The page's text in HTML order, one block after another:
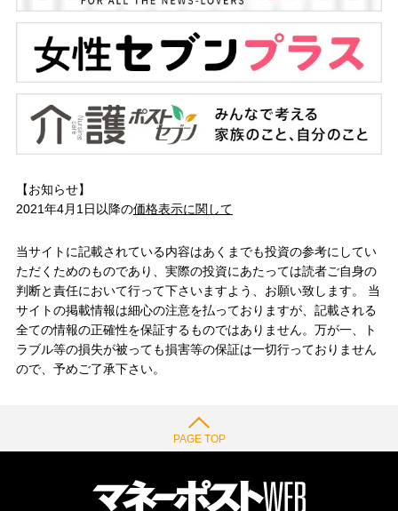
【お知らせ】
2021年4月1日以降の価格表示に関して
当サイトに記載されている内容はあくまでも投資の参考にしてい
ただくためのものであり、実際の投資にあたっては読者ご自身の
判断と責任において行って下さいますよう、お願い致します。 当
サイトの掲載情報は細心の注意を払っておりますが、記載される
全ての情報の正確性を保証するものではありません。万が一、ト
ラブル等の損失が被っても損害等の保証は一切行っておりません
ので、予めご了承下さい。
PAGE TOP